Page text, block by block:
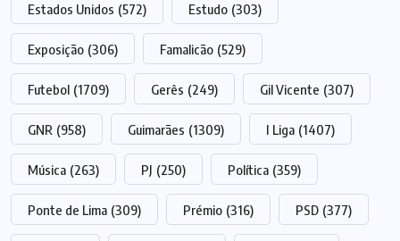
Estados Unidos (572) Estudo (303)
Exposição (306) Famalicão (529)
Futebol (1709) Gerês (249) Gil Vicente (307)
GNR (958) Guimarães (1309) I Liga (1407)
Música (263) PJ (250) Política (359)
Ponte de Lima (309) Prémio (316) PSD (377)